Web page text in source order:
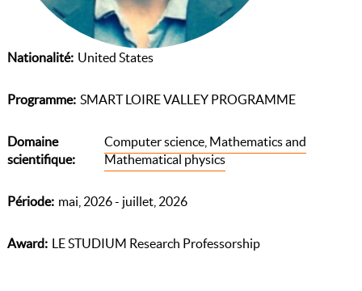
Nationalité United States
Programme SMART LOIRE VALLEY PROGRAMME
Domaine
scientifique
Computer science, Mathematics and
Mathematical physics
Période mai, 2026 - juillet, 2026
Award LE STUDIUM Research Professorship